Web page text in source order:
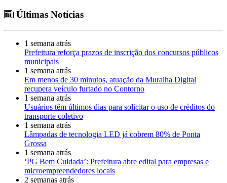
Últimas Notícias
1 semana atrás
Prefeitura reforça prazos de inscrição dos concursos públicos
municipais
1 semana atrás
Em menos de 30 minutos, atuação da Muralha Digital
recupera veículo furtado no Contorno
1 semana atrás
Usuários têm últimos dias para solicitar o uso de créditos do
transporte coletivo
1 semana atrás
Lâmpadas de tecnologia LED já cobrem 80% de Ponta
Grossa
1 semana atrás
‘PG Bem Cuidada’: Prefeitura abre edital para empresas e
microempreendedores locais
2 semanas atrás